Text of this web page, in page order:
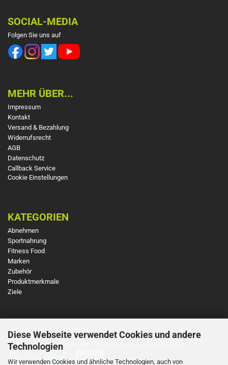
Diese Webseite verwendet Cookies und andere
Technologien
Wir verwenden Cookies und ähnliche Technologien, auch von
SOCIAL-MEDIA
Folgen Sie uns auf
MEHR ÜBER...
Impressum
Kontakt
Versand & Bezahlung
Widerrufsrecht
AGB
Datenschutz
Callback Service
Cookie Einstellungen
KATEGORIEN
Abnehmen
Sportnahrung
Fitness Food
Marken
Zubehör
Produktmerkmale
Ziele
ZAHLUNGSARTEN
So einfach und sicher können Sie bei uns Ihre Waren bezahlen